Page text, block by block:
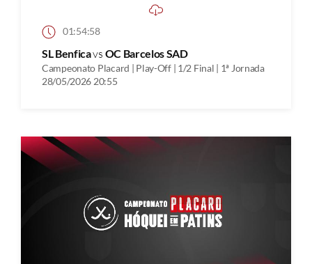
01:54:58
SL Benficavs OC Barcelos SAD
Campeonato Placard | Play-Off | 1/2 Final | 1ª Jornada
28/05/2026 20:55